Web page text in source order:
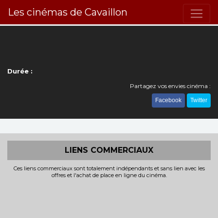
Les cinémas de Cavaillon
Durée :
Partagez vos envies cinéma :
Facebook Twitter
LIENS COMMERCIAUX
Ces liens commerciaux sont totalement indépendants et sans lien avec les
offres et l'achat de place en ligne du cinéma.